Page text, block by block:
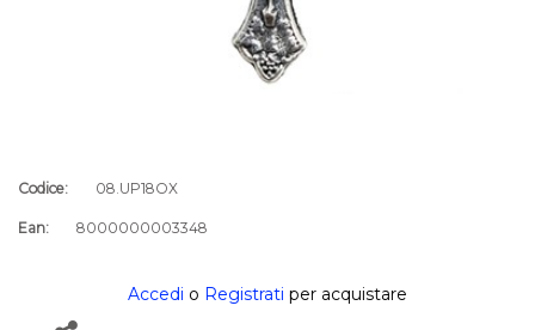
Codice: 08.UP18OX
Ean: 8000000003348
Accedi o Registrati per acquistare